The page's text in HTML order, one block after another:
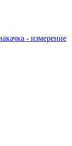
- измерение